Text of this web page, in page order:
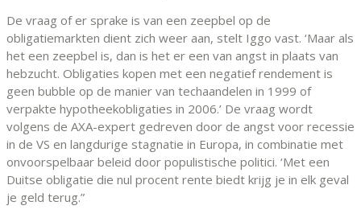
De vraag of er sprake is van een zeepbel op de
obligatiemarkten dient zich weer aan, stelt Iggo vast. ‘Maar als
het een zeepbel is, dan is het er een van angst in plaats van
hebzucht. Obligaties kopen met een negatief rendement is
geen bubble op de manier van techaandelen in 1999 of
verpakte hypotheekobligaties in 2006.’ De vraag wordt
volgens de AXA-expert gedreven door de angst voor recessie
in de VS en langdurige stagnatie in Europa, in combinatie met
onvoorspelbaar beleid door populistische politici. ‘Met een
Duitse obligatie die nul procent rente biedt krijg je in elk geval
je geld terug.”